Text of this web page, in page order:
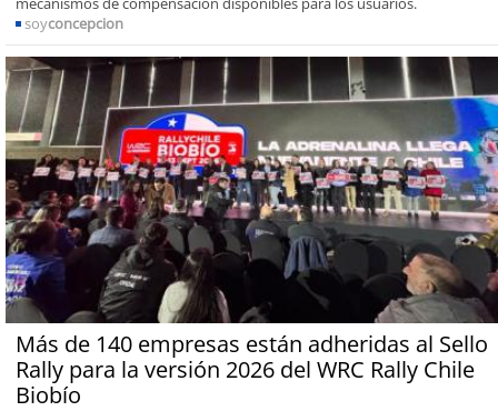
soyconcepcion
Más de 140 empresas están adheridas al Sello
Rally para la versión 2026 del WRC Rally Chile
Biobío